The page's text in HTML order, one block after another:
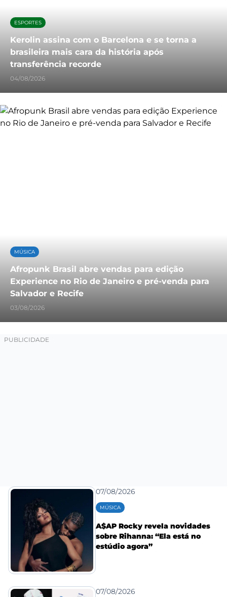
ESPORTES
Kerolin assina com o Barcelona e se torna a
brasileira mais cara da história após
transferência recorde
04/08/2026
MÚSICA
Afropunk Brasil abre vendas para edição
Experience no Rio de Janeiro e pré-venda para
Salvador e Recife
03/08/2026
07/08/2026
MÚSICA
A$AP Rocky revela novidades
sobre Rihanna: “Ela está no
estúdio agora”
07/08/2026